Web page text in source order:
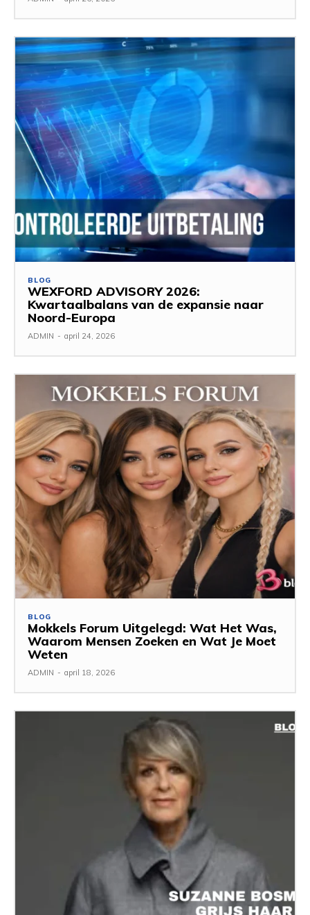
BLOG
WEXFORD ADVISORY 2026:
Kwartaalbalans van de expansie naar
Noord-Europa
ADMIN - april 24, 2026
BLOG
Mokkels Forum Uitgelegd: Wat Het Was,
Waarom Mensen Zoeken en Wat Je Moet
Weten
ADMIN - april 18, 2026